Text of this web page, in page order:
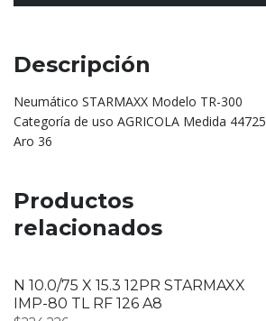
Descripción
Neumático STARMAXX Modelo TR-300
Categoría de uso AGRICOLA Medida 44725
Aro 36
Productos
relacionados
N 10.0/75 X 15.3 12PR STARMAXX
IMP-80 TL RF 126 A8